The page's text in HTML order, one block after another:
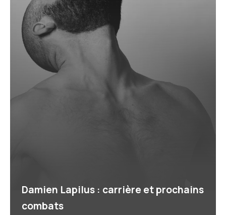
Damien Lapilus : carrière et prochains
combats